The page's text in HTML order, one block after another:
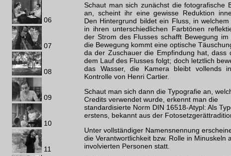
06
07
08
09
10
11
Schaut man sich zunächst die fotografische
an, scheint ihr eine gewisse Reduktion
Den Hintergrund bildet ein Fluss, in
in ihren unterschiedlichen Farbtönen
der Strom des Flusses schafft Bewegung im
die Bewegung kommt eine optische
da der Zuschauer die Empfindung hat, dass
dem Lauf des Flusses folgt; doch letztlich
das Wasser, die Kamera bleibt vollends
Kontrolle von Henri Cartier.
Schaut man sich dann die Typografie an,
Credits verwendet wurde, erkennt man die
standardisierte Norm DIN 16518-Atypl: Als
erstens, bekannt aus der
Unter vollständiger Namensnennung
die Verantwortlichkeit bzw. Rolle in
involvierten Personen statt.